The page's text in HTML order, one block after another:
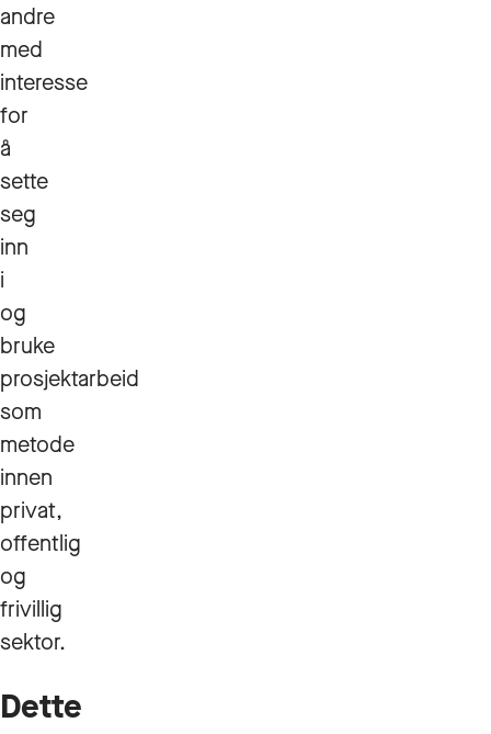
andre
med
interesse
for
å
sette
seg
inn
i
og
bruke
prosjektarbeid
som
metode
innen
privat,
offentlig
og
frivillig
sektor.
Dette